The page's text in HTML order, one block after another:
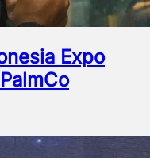
Expo